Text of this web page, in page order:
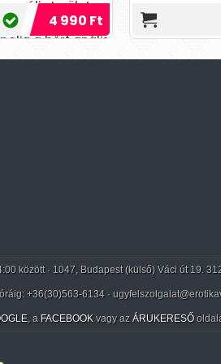
Ft
elkerülni a
ellazít. Észrevehet...6
között · 1047, Budapest (külső) Váci út 19.
+36(30)563-6134 ·
, a FACEBOOK vagy az ÁRUKERESŐ